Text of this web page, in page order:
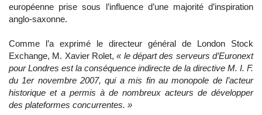
européenne prise sous l’influence d’une majorité d’inspiration
anglo-saxonne.
Comme l’a exprimé le directeur général de London Stock
Exchange, M. Xavier Rolet,« le départ des serveurs d’Euronext
pour Londres est la conséquence indirecte de la directive M. I. F.
du 1er novembre 2007, qui a mis fin au monopole de l’acteur
historique et a permis à de nombreux acteurs de développer
des plateformes concurrentes. »